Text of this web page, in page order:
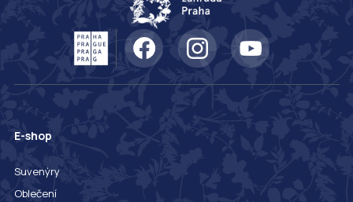
E-shop
Suvenýry
Oblečení